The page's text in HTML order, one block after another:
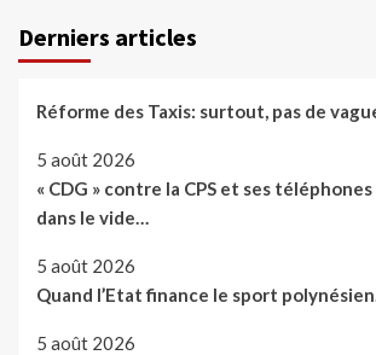
Derniers articles
Réforme des Taxis: surtout, pas de
5 août 2026
« CDG » contre la CPS et ses
dans le vide…
5 août 2026
Quand l’Etat finance le sport
5 août 2026